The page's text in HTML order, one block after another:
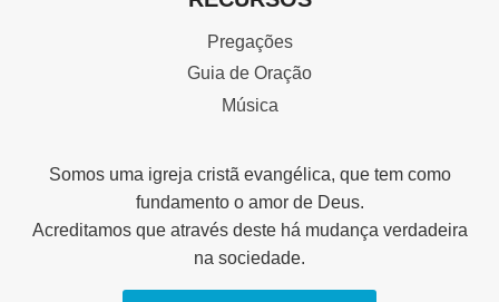
Pregações
Guia de Oração
Música
Somos uma igreja cristã evangélica, que tem como
fundamento o amor de Deus.
Acreditamos que através deste há mudança verdadeira
na sociedade.